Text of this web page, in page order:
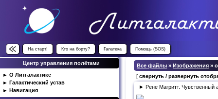
На старт! Кто на борту? Галатека Помощь (SOS)
Центр управления полётами
► О Литгалактике
► Галактический устав
► Навигация
Все файлы » Изображения »
[свернуть / развернуть
► Рене Магритт. Чувственный